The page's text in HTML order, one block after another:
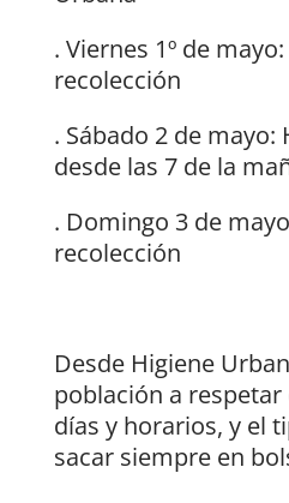
. Viernes 1º de
recolección
. Sábado 2 de mayo:
desde las 7 de la
. Domingo 3 de
recolección
Desde Higiene
población a
días y horarios, y el
sacar siempre en